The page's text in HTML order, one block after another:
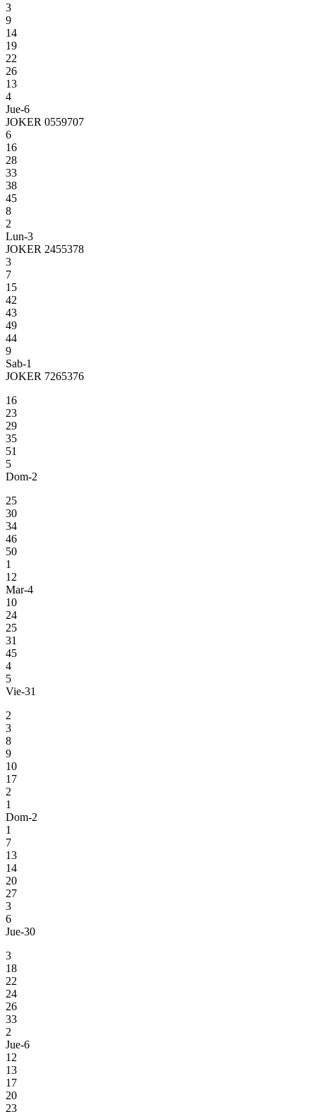
3
9
14
19
22
26
13
4
Jue-6
JOKER 0559707
6
16
28
33
38
45
8
2
Lun-3
JOKER 2455378
3
7
15
42
43
49
44
9
Sab-1
JOKER 7265376
16
23
29
35
51
5
Dom-2
25
30
34
46
50
1
12
Mar-4
10
24
25
31
45
4
5
Vie-31
2
3
8
9
10
17
2
1
Dom-2
1
7
13
14
20
27
3
6
Jue-30
3
18
22
24
26
33
2
Jue-6
12
13
17
20
23